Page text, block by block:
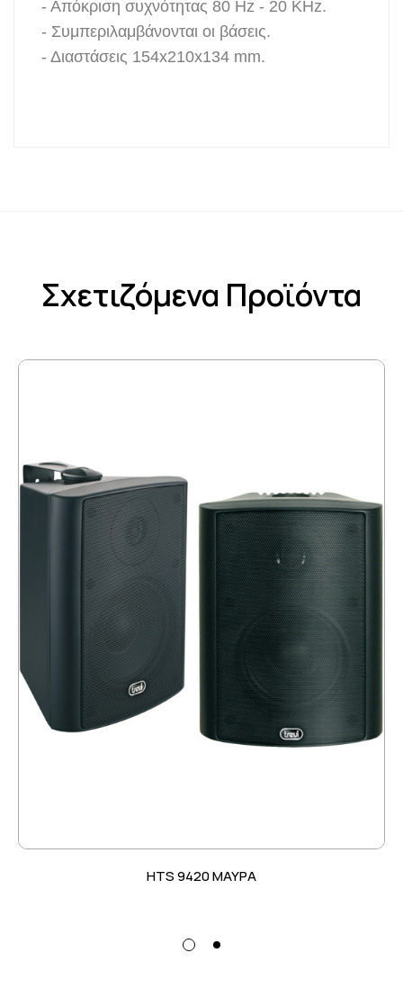
- Απόκριση συχνότητας 80 Hz - 20 KHz.
- Συμπεριλαμβάνονται οι βάσεις.
- Διαστάσεις 154x210x134 mm.
Σχετιζόμενα Προϊόντα
HTS 9420 ΜΑΥΡΑ